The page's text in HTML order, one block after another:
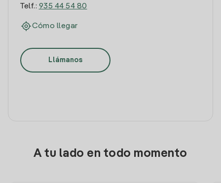
Telf.: 935 44 54 80
Cómo llegar
Llámanos
A tu lado en todo momento